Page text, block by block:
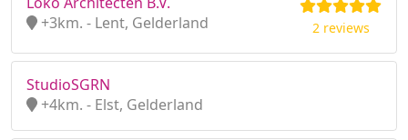
+3km. - Lent, Gelderland
2 reviews
StudioSGRN
+4km. - Elst, Gelderland